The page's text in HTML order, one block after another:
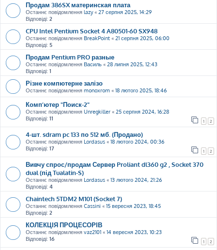
Продам 386SX материнская плата
Останнє повідомлення lazy« 27 серпня 2025, 14:29
Відповіді: 2
CPU Intel Pentium Socket 4 A80501-60 SX948
Останнє повідомлення BreakPoint « 21 серпня 2025, 06:00
Відповіді: 5
Продам Pentium PRO разные
Останнє повідомлення Василь « 28 липня 2025, 12:43
Відповіді: 1
Різне компютерне залізо
Останнє повідомлення monoxrom « 18 лютого 2025, 18:46
Комп’ютер "Поиск-2"
Останнє повідомлення Unregkiller « 25 серпня 2024, 16:28
Відповіді: 11 1 2
4-шт. sdram pc 133 по 512 мб. (Продано)
Останнє повідомлення Lordasus « 18 лютого 2024, 00:36
Відповіді: 17 1 2
Вивчу спрос/продам Сервер Proliant dl360 g2 , Socket 370
dual (під Tualatin-S)
Останнє повідомлення Lordasus « 13 лютого 2024, 21:26
Відповіді: 4
Chaintech 5TDM2 M101 (Socket 7)
Останнє повідомлення Cassini « 15 вересня 2023, 18:45
Відповіді: 2
КОЛЕКЦІЯ ПРОЦЕСОРІВ
Останнє повідомлення vaz2101 « 14 вересня 2023, 10:23
Відповіді: 16 1 2